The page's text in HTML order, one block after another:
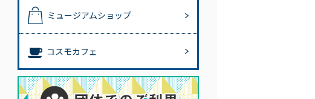
ミュージアムショップ
コスモカフェ